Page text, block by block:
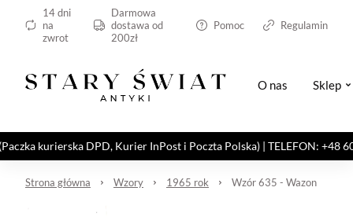
14 dni
na
zwrot
Darmowa
dostawa od
200zł
Pomoc Regulamin
O nas Sklep
kurierska DPD, Kurier InPost i Poczta Polska) | TELEFON: +48
Strona główna Wzory 1965 rok Wzór 635 - Wazon